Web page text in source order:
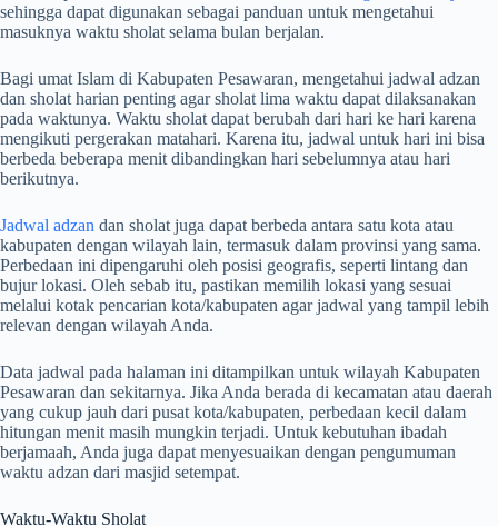
sehingga dapat digunakan sebagai panduan untuk mengetahui
masuknya waktu sholat selama bulan berjalan.
Bagi umat Islam di Kabupaten Pesawaran, mengetahui jadwal adzan
dan sholat harian penting agar sholat lima waktu dapat dilaksanakan
pada waktunya. Waktu sholat dapat berubah dari hari ke hari karena
mengikuti pergerakan matahari. Karena itu, jadwal untuk hari ini bisa
berbeda beberapa menit dibandingkan hari sebelumnya atau hari
berikutnya.
Jadwal adzan dan sholat juga dapat berbeda antara satu kota atau
kabupaten dengan wilayah lain, termasuk dalam provinsi yang sama.
Perbedaan ini dipengaruhi oleh posisi geografis, seperti lintang dan
bujur lokasi. Oleh sebab itu, pastikan memilih lokasi yang sesuai
melalui kotak pencarian kota/kabupaten agar jadwal yang tampil lebih
relevan dengan wilayah Anda.
Data jadwal pada halaman ini ditampilkan untuk wilayah Kabupaten
Pesawaran dan sekitarnya. Jika Anda berada di kecamatan atau daerah
yang cukup jauh dari pusat kota/kabupaten, perbedaan kecil dalam
hitungan menit masih mungkin terjadi. Untuk kebutuhan ibadah
berjamaah, Anda juga dapat menyesuaikan dengan pengumuman
waktu adzan dari masjid setempat.
Waktu-Waktu Sholat